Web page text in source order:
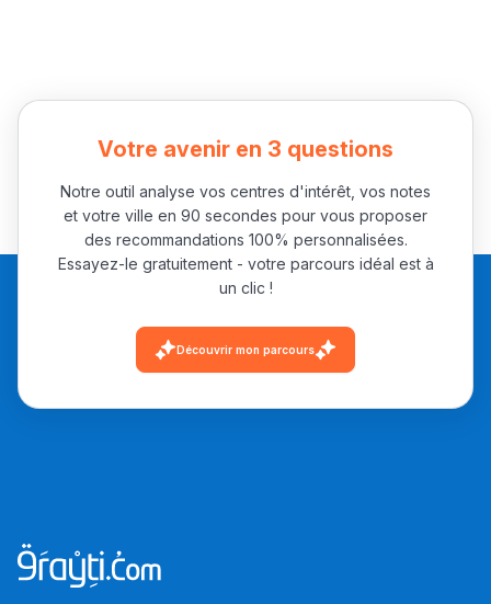
يلقاو التوازن من الدّاخل
ومن الخارج، بشرى
أمسكين بنات مسارها
خطوة بخطوة - مترجم
القراية و الخدمة فمجال
تقويم البصر مع المختصّة
مسار عبد العزيز فتيشي،
المبدع فمجال الديكور و
Votre avenir en 3 questions
Notre outil analyse vos centres d'intérêt, vos notes
et votre ville en 90 secondes pour vous proposer
des recommandations 100% personnalisées.
Essayez-le gratuitement - votre parcours idéal est à
un clic !
Découvrir mon parcours